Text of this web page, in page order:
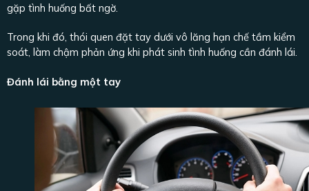
gặp tình huống bất ngờ.
Trong khi đó, thói quen đặt tay dưới vô lăng hạn chế tầm kiểm
soát, làm chậm phản ứng khi phát sinh tình huống cần đánh lái.
Đánh lái bằng một tay